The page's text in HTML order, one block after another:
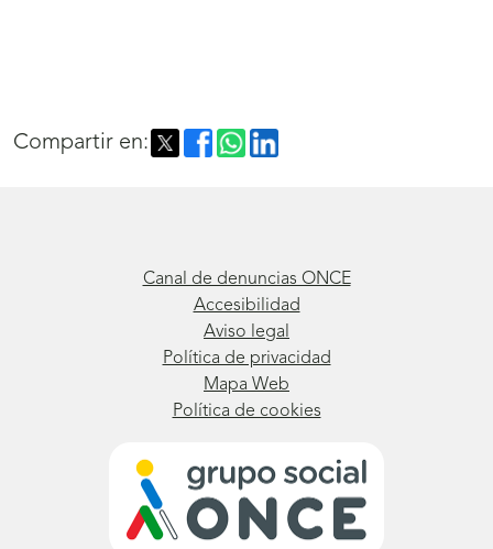
Compartir en:
Canal de denuncias ONCE
Accesibilidad
Aviso legal
Política de privacidad
Mapa Web
Política de cookies